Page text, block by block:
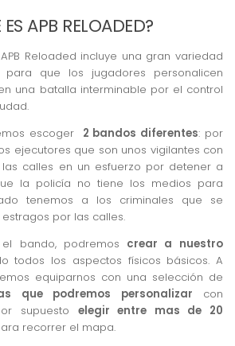
APB RELOADED?
Reloaded incluye una gran variedad
que los jugadores personalicen
una batalla interminable por el control
escoger
2 bandos diferentes: por
ejecutores que son unos vigilantes con
calles en un esfuerzo por detener a
la policía no tiene los medios para
tenemos a los criminales que se
por las calles.
bando, podremos crear a nuestro
todos los aspectos físicos básicos. A
equiparnos con una selección de
que podremos personalizar con
supuesto elegir entre mas de 20
recorrer el mapa.